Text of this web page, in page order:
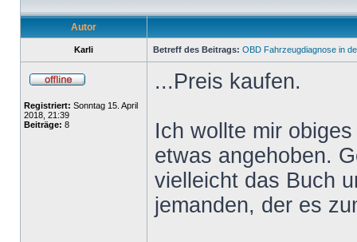
Autor
Karli Betreff des Beitrags: OBD Fahrzeugdiagnose in
Registriert: Sonntag 15. April
2018, 21:39
Beiträge: 8
...Preis kaufen.
Ich wollte mir
etwas angehoben.
vielleicht das Buch
jemanden, der es